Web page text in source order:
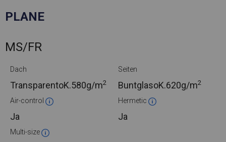
PLANE
MS/FR
Dach
TransparentoK.580g/m2
Seiten
BuntglasoK.620g/m2
Air-control
Ja
Hermetic
Ja
Multi-size